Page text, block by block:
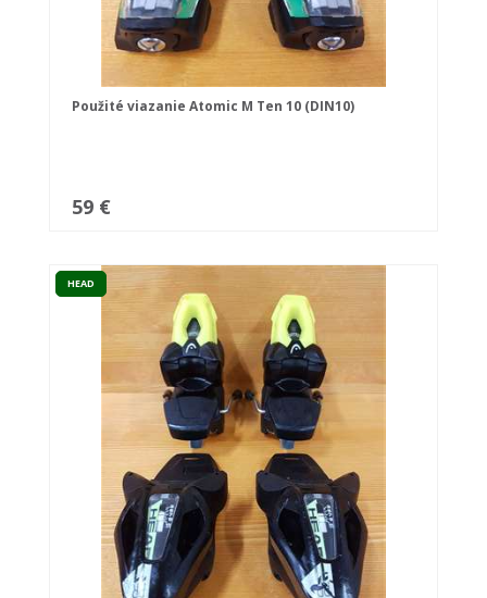
Použité viazanie Atomic M Ten 10 (DIN10)
59 €
HEAD